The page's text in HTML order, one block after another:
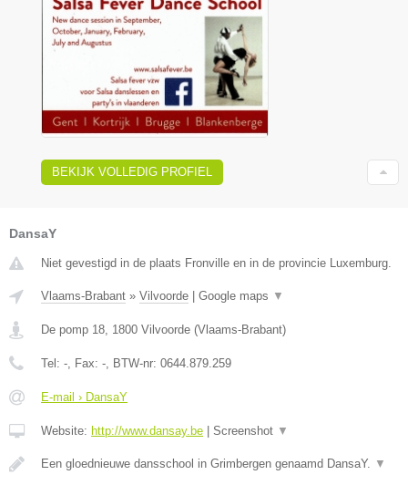
BEKIJK VOLLEDIG PROFIEL
DansaY
Niet gevestigd in de plaats Fronville en in de provincie Luxemburg.
Vlaams-Brabant » Vilvoorde | Google maps ▼
De pomp 18 1800 Vilvoorde (Vlaams-Brabant)
Tel: - , Fax: - , BTW-nr: 0644.879.259
E-mail › DansaY
Website: http://www.dansay.be | Screenshot ▼
Een gloednieuwe dansschool in Grimbergen genaamd DansaY. ▼